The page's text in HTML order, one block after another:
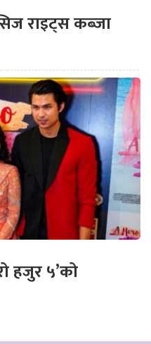
राइट्स कब्जा
हजुर ५’को